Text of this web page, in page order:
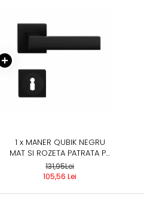
1 x MANER QUBIK NEGRU
MAT SI ROZETA PATRATA PZ
/ BB / WC, MANER CU
ROZETA BB SI CHEIE
131,95Lei
105,56 Lei